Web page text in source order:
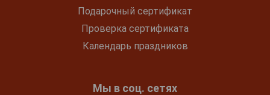
Подарочный сертификат
Проверка сертификата
Календарь праздников
Мы в соц. сетях